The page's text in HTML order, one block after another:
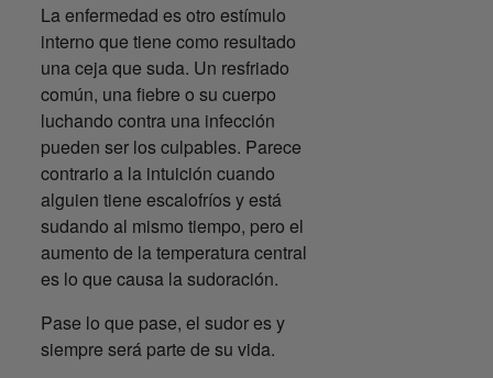
La enfermedad es otro estímulo
interno que tiene como resultado
una ceja que suda. Un resfriado
común, una fiebre o su cuerpo
luchando contra una infección
pueden ser los culpables. Parece
contrario a la intuición cuando
alguien tiene escalofríos y está
sudando al mismo tiempo, pero el
aumento de la temperatura central
es lo que causa la sudoración.
Pase lo que pase, el sudor es y
siempre será parte de su vida.